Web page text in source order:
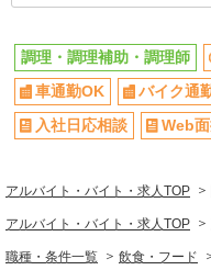
時間固定シフト制
禁煙・分煙
社会保険あり
退職金・財形貯蓄制度あり
調理・調理補助・調理師
車通勤OK
バイク通
入社日応相談
Web
アルバイト・バイト・求人TOP
アルバイト・バイト・求人TOP
職種・条件一覧 飲食・フード